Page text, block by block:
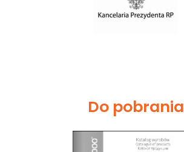
Do pobrania